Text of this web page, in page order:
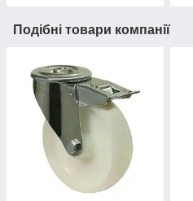
Подібні товари компанії